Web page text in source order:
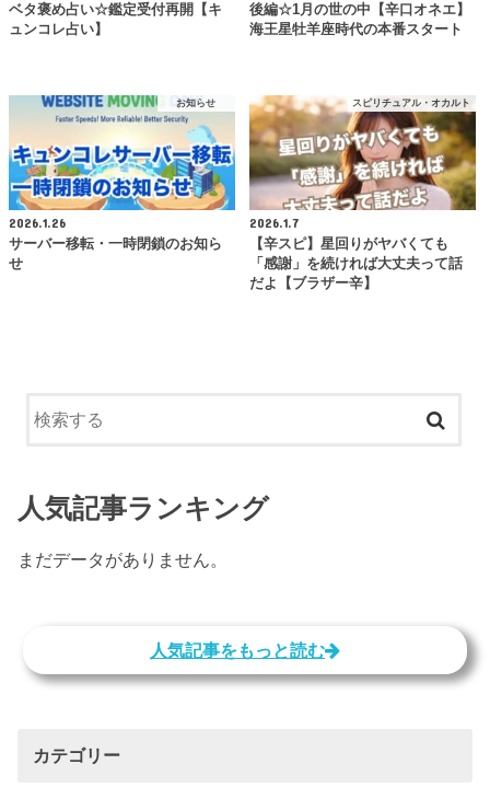
ベタ褒め占い☆鑑定受付再開【キ
ュンコレ占い】
後編☆1月の世の中【辛口オネエ】
海王星牡羊座時代の本番スタート
お知らせ
2026.1.26
サーバー移転・一時閉鎖のお知ら
せ
スピリチュアル・オカルト
2026.1.7
【辛スピ】星回りがヤバくても
「感謝」を続ければ大丈夫って話
だよ【ブラザー辛】
人気記事ランキング
まだデータがありません。
人気記事をもっと読む
カテゴリー